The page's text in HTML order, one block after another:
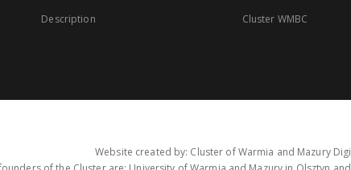
Description
Cluster WMBC
Website created by: Cluster of Warmia and Mazury